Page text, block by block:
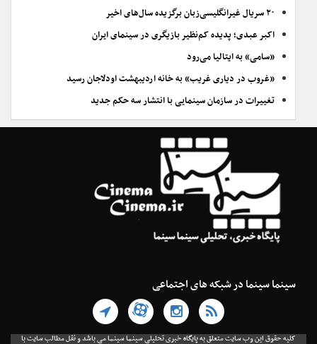
۲۰ سریال غیرانگلیسی‌زبان برگزیده سال‌های اخیر
اکبر عبدی؛ پدیده کم‌نظیر بازیگری در سینمای ایران
«سامی» به ایتالیا می‌رود
«غروب در دیاری غریب» به خانه اردیبهشت اودلاجان رسید
تغییرات در سازمان سینمایی با انتشار سه حکم جدید
سینما سینما در شبکه های اجتماعی
کلیه حقوق این وب سایت متعلق به پایگاه خبری تحلیلی سینما سینما می باشد و نقل مطالب سایت با